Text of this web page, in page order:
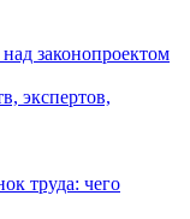
законопроектом
экспертов,
труда: чего